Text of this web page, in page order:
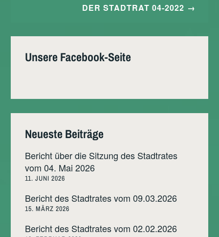
DER STADTRAT 04-2022
Unsere Facebook-Seite
Neueste Beiträge
Bericht über die Sitzung des Stadtrates
vom 04. Mai 2026
11. JUNI 2026
Bericht des Stadtrates vom 09.03.2026
15. MÄRZ 2026
Bericht des Stadtrates vom 02.02.2026